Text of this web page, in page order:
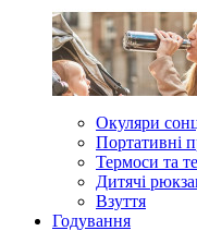
Окуляри
Портативні
Термоси та
Дитячі
Взуття
Годування